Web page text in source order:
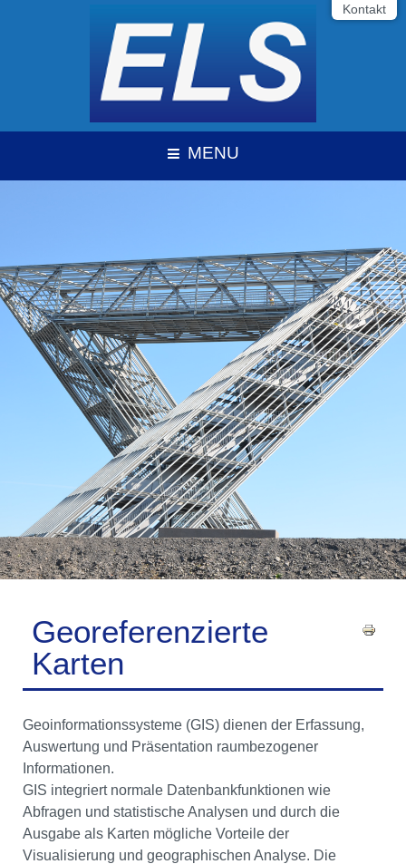
Kontakt
MENU
Georeferenzierte
Karten
Geoinformationssysteme (GIS) dienen der Erfassung,
Auswertung und Präsentation raumbezogener
Informationen.
GIS integriert normale Datenbankfunktionen wie
Abfragen und statistische Analysen und durch die
Ausgabe als Karten mögliche Vorteile der
Visualisierung und geographischen Analyse. Die